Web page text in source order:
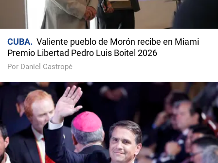
CUBA
Valiente pueblo de Morón recibe en Miami
Premio Libertad Pedro Luis Boitel 2026
Por Daniel Castropé